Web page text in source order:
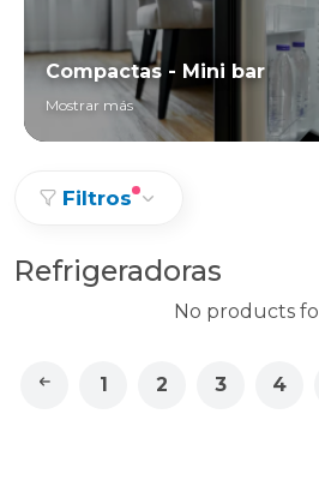
Compactas - Mini bar
Mostrar más
Filtros
Refrigeradoras
No products
1 2 3 4